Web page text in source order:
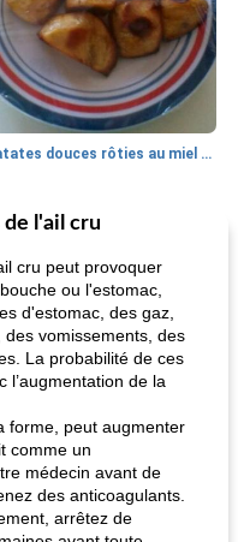
patates douces rôties au miel / kumara
et volaille
l'ail cru
cru peut provoquer
ou l'estomac,
d'estomac, des gaz,
vomissements, des
La probabilité de ces
l’augmentation de la
forme, peut augmenter
comme un
médecin avant de
des anticoagulants.
arrêtez de